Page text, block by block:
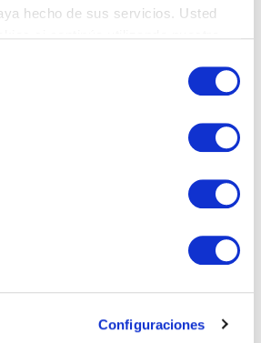
hecho de sus servicios. Usted
Configuraciones